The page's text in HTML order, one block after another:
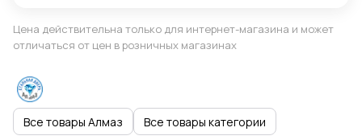
Цена действительна только для интернет-магазина и может
отличаться от цен в розничных магазинах
Все товары Алмаз Все товары категории